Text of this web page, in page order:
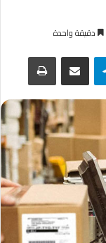
دقيقة واحدة
تيلقرام مشاركة عبر البريد